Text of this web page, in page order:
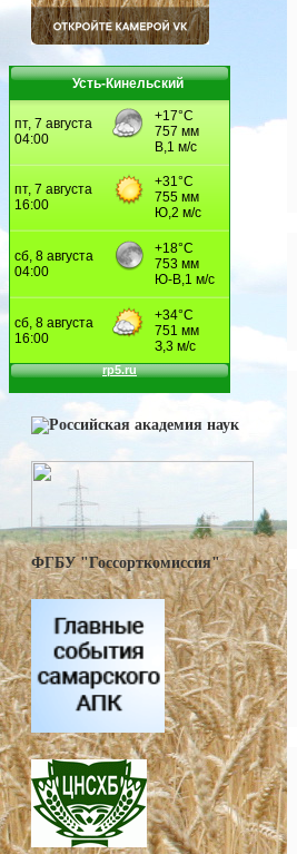
Усть-Кинельский
ФГБУ "Госсорткомиссия"